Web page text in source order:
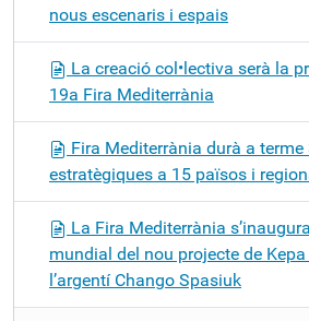
nous escenaris i espais
La creació col•lectiva serà la
19a Fira Mediterrània
Fira Mediterrània durà a
estratègiques a 15 països i
La Fira Mediterrània
mundial del nou projecte de
l’argentí Chango Spasiuk